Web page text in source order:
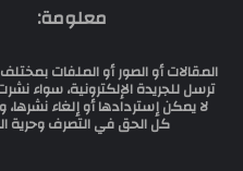
معلومة:
المقالات أو الصور أو الملفات
ترسل للجريدة الإلكترونية، سواء
لا يمكن إستردادها أو إلغاء نشرها،
كل الحق في التصرف وحرية